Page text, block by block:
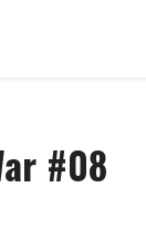
#08